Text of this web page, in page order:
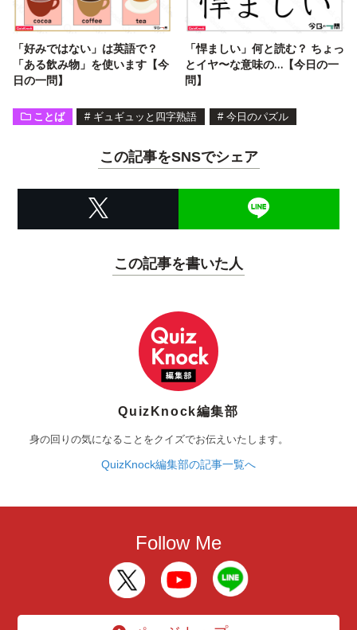
「好みではない」は英語で？
「ある飲み物」を使います【今
日の一問】
「悍ましい」何と読む？ ちょっ
とイヤ〜な意味の…【今日の一
問】
ことば # ギュギュッと四字熟語 # 今日のパズル
この記事をSNSでシェア
この記事を書いた人
QuizKnock編集部
身の回りの気になることをクイズでお伝えいたします。
QuizKnock編集部の記事一覧へ
Follow Me